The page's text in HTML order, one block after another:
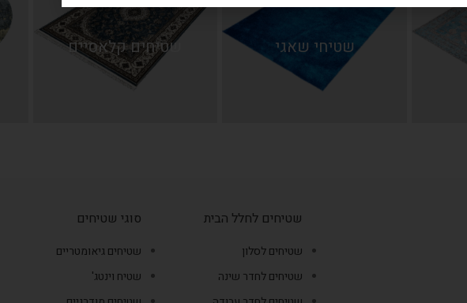
שטיחי שאגי שטיחים קלאסיים
שטיחים לחלל הבית
שטיחים לסלון
שטיחים לחדר שינה
סוגי שטיחים
שטיחים גיאומטריים
שטיח וינטג'